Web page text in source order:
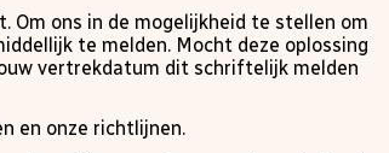
Om ons in de mogelijkheid te stellen om
te melden. Mocht deze oplossing
vertrekdatum dit schriftelijk melden
en onze richtlijnen.